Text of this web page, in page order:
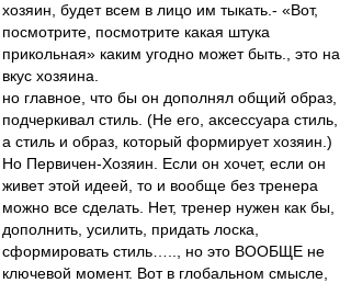
хозяин, будет всем в лицо им тыкать.- «Вот,
посмотрите, посмотрите какая штука
прикольная» каким угодно может быть., это на
вкус хозяина.
но главное, что бы он дополнял общий образ,
подчеркивал стиль. (Не его, аксессуара стиль,
а стиль и образ, который формирует хозяин.)
Но Первичен-Хозяин. Если он хочет, если он
живет этой идеей, то и вообще без тренера
можно все сделать. Нет, тренер нужен как бы,
дополнить, усилить, придать лоска,
сформировать стиль….., но это ВООБЩЕ не
ключевой момент. Вот в глобальном смысле,